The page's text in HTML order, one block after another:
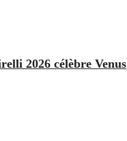
2026 célèbre Venus